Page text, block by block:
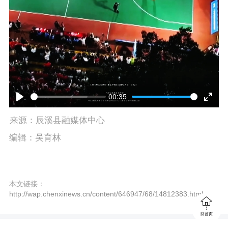
P
l
00:35
E
f
来源：辰溪县融媒体中心
编辑：吴育林
本文链接：
http://wap.chenxinews.cn/content/646947/68/14812383.html

回首页